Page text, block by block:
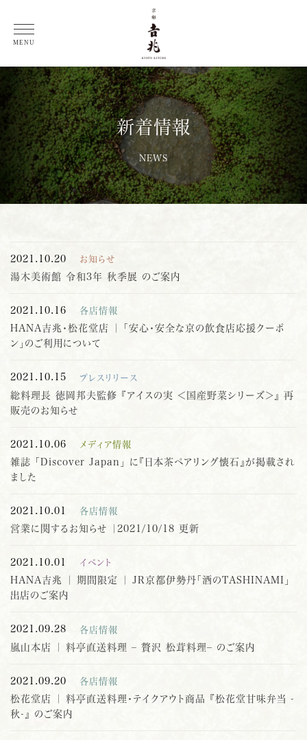
MENU
総料理長 徳岡邦夫 コラム
新着情報
NEWS
2021.10.20 お知らせ
湯木美術館 令和3年 秋季展 のご案内
2021.10.16 各店情報
HANA吉兆・松花堂店 ｜ 「安心・安全な京の飲食店応援クーポ
ン」のご利用について
2021.10.15 プレスリリース
総料理長 徳岡邦夫監修 『アイスの実 ＜国産野菜シリーズ＞』 再
販売のお知らせ
2021.10.06 メディア情報
雑誌 「Discover Japan」 に『日本茶ペアリング懐石』が掲載され
ました
2021.10.01 各店情報
営業に関するお知らせ ｜2021/10/18 更新
2021.10.01 イベント
HANA吉兆 ｜ 期間限定 ｜ JR京都伊勢丹「酒のTASHINAMI」
出店のご案内
2021.09.28 各店情報
嵐山本店 ｜ 料亭直送料理 – 贅沢 松茸料理– のご案内
2021.09.20 各店情報
松花堂店 ｜ 料亭直送料理・テイクアウト商品 『松花堂甘味弁当 -
秋-』 のご案内